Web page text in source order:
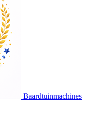
Baardtuinmachines